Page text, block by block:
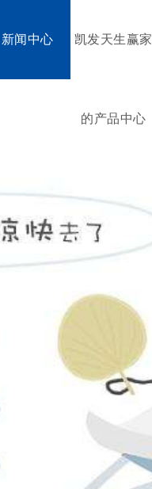
新闻中心 凯发天生赢家
的产品中心